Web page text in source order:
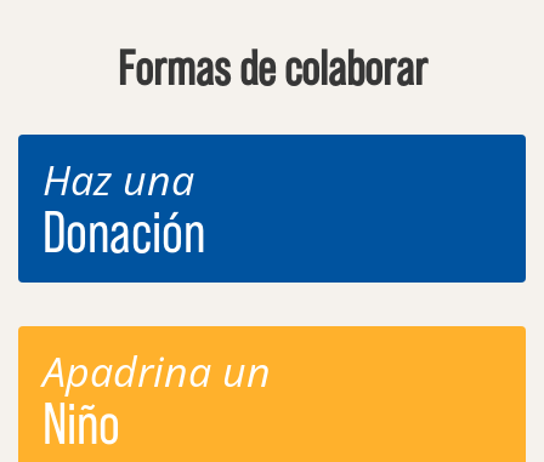
Formas de colaborar
Haz una
Donación
Apadrina un
Niño